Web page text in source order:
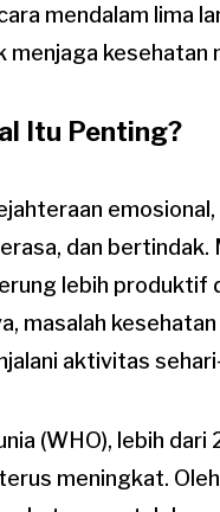
mendalam lima
menjaga kesehatan
Itu Penting?
dan
lebih produktif
masalah
aktivitas
(WHO), lebih dari
meningkat.